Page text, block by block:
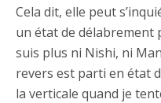
Cela dit, elle peut
un état de délabrement
suis plus ni Nishi, ni
revers est parti en état
la verticale quand je